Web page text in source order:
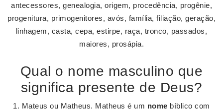
antecessores, genealogia, origem, procedência, progênie,
progenitura, primogenitores, avós, família, filiação, geração,
linhagem, casta, cepa, estirpe, raça, tronco, passados,
maiores, prosápia.
Qual o nome masculino que
significa presente de Deus?
1. Mateus ou Matheus. Matheus é um nome bíblico com